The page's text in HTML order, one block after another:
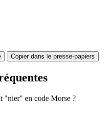
Copier dans le presse-papiers
"nier" en code Morse ?